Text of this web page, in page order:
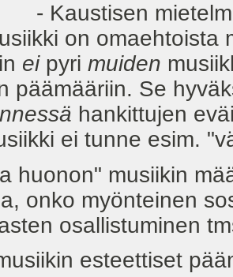
Kaustisen
on omaehtoista
eipyri muiden
päämääriin. Se
hankittujen
ei tunne esim.
huonon" musiikin
onko myönteinen
osallistuminen
esteettiset